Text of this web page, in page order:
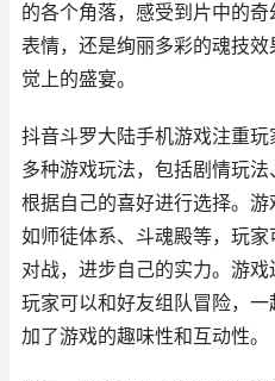
的各个角落，感受到片中的
表情，还是绚丽多彩的魂技
觉上的盛宴。
抖音斗罗大陆手机游戏注重
多种游戏玩法，包括剧情玩
根据自己的喜好进行选择。游
如师徒体系、斗魂殿等，玩
对战，进步自己的实力。游戏
玩家可以和好友组队冒险，
加了游戏的趣味性和互动性。